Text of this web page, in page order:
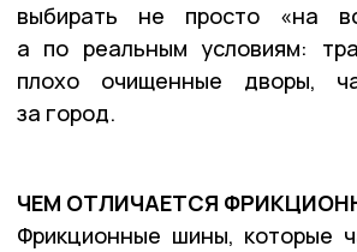
выбирать не просто «на
а по реальным условиям:
плохо очищенные дворы,
за город.
ЧЕМ ОТЛИЧАЕТСЯ
Фрикционные шины, которые